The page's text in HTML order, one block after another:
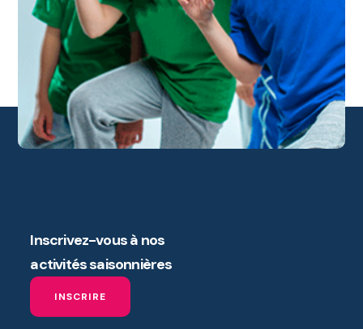
Inscrivez-vous à nos
activités saisonnières
INSCRIRE